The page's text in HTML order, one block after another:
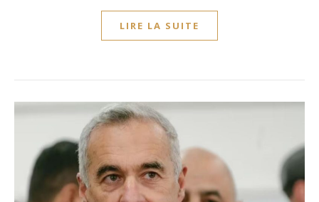
LIRE LA SUITE